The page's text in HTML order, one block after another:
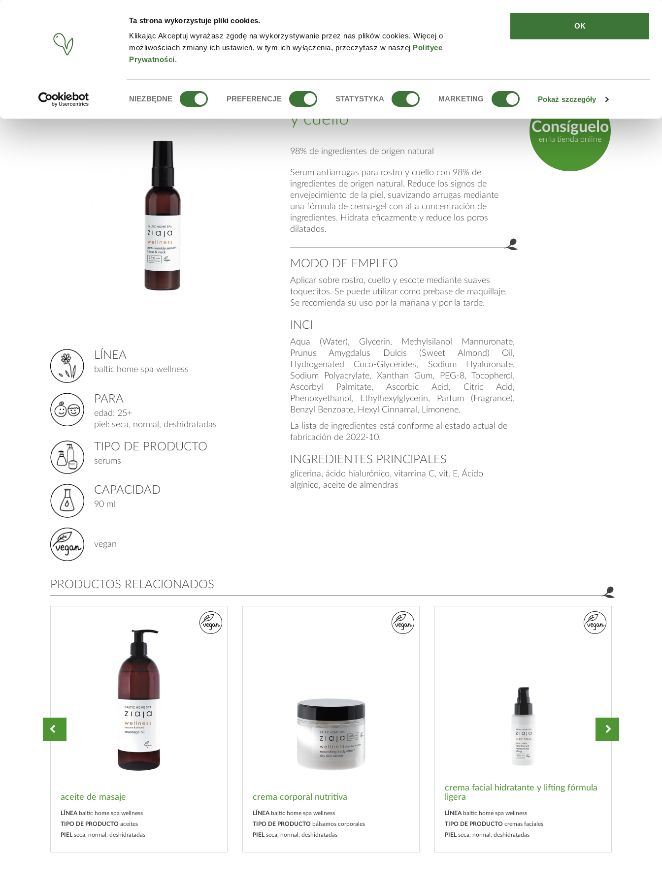
Ta strona wykorzystuje pliki cookies.
Klikając Akceptuj wyrażasz zgodę na wykorzystywanie przez nas plików cookies. Więcej o
możliwościach zmiany ich ustawień, w tym ich wyłączenia, przeczytasz w naszej Polityce
Prywatności.
zgody
NIEZBĘDNE PREFERENCJE STATYSTYKA MARKETING Pokaż szczegóły
OK
PRODUCTOS TIENDA ONLINE CONTACTO
BUSCAR ZIAJA SERUM ANTIARRUGAS PARA ROSTRO Y CUELLO
LÍNEA
baltic home spa wellness
PARA
edad: 25+
piel: seca, normal, deshidratadas
TIPO DE PRODUCTO
serums
CAPACIDAD
90 ml
vegan
serum antiarrugas para rostro
y cuello
98% de ingredientes de origen natural
Serum antiarrugas para rostro y cuello con 98% de
ingredientes de origen natural. Reduce los signos de
envejecimiento de la piel, suavizando arrugas mediante
una fórmula de crema-gel con alta concentración de
ingredientes. Hidrata eficazmente y reduce los poros
dilatados.
MODO DE EMPLEO
Aplicar sobre rostro, cuello y escote mediante suaves
toquecitos. Se puede utilizar como prebase de maquillaje.
Se recomienda su uso por la mañana y por la tarde.
INCI
Aqua (Water), Glycerin, Methylsilanol Mannuronate,
Prunus Amygdalus Dulcis (Sweet Almond) Oil,
Hydrogenated Coco-Glycerides, Sodium Hyaluronate,
Sodium Polyacrylate, Xanthan Gum, PEG-8, Tocopherol,
Ascorbyl Palmitate, Ascorbic Acid, Citric Acid,
Phenoxyethanol, Ethylhexylglycerin, Parfum (Fragrance),
Benzyl Benzoate, Hexyl Cinnamal, Limonene.
La lista de ingredientes está conforme al estado actual de
fabricación de 2022-10.
INGREDIENTES PRINCIPALES
glicerina, ácido hialurónico, vitamina C, vit. E, Ácido
algínico, aceite de almendras
Consíguelo
en la tienda online
PRODUCTOS RELACIONADOS
aceite de masaje
LÍNEA baltic home spa wellness
TIPO DE PRODUCTO aceites
PIEL seca, normal, deshidratadas
crema corporal nutritiva
LÍNEA baltic home spa wellness
TIPO DE PRODUCTO bálsamos corporales
PIEL seca, normal, deshidratadas
crema facial hidratante y lifting fórmula
ligera
LÍNEA baltic home spa wellness
TIPO DE PRODUCTO cremas faciales
PIEL seca, normal, deshidratadas